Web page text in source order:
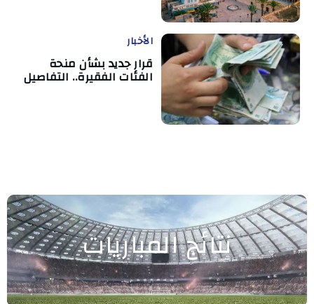
الأخبار
قرار جديد بشأن منحة
الفئات الفقيرة.. التفاصيل
نتائج المباريات